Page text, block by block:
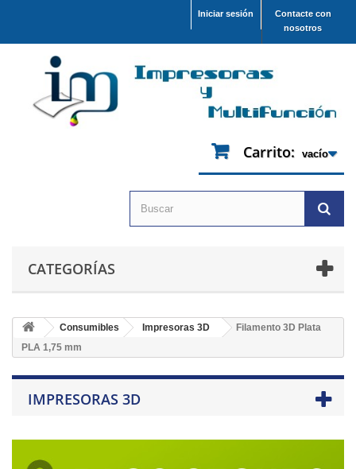
Contacte con
nosotros
Iniciar sesión
Carrito: vacío
CATEGORÍAS
Consumibles Impresoras 3D
Filamento 3D Plata
PLA 1,75 mm
IMPRESORAS 3D